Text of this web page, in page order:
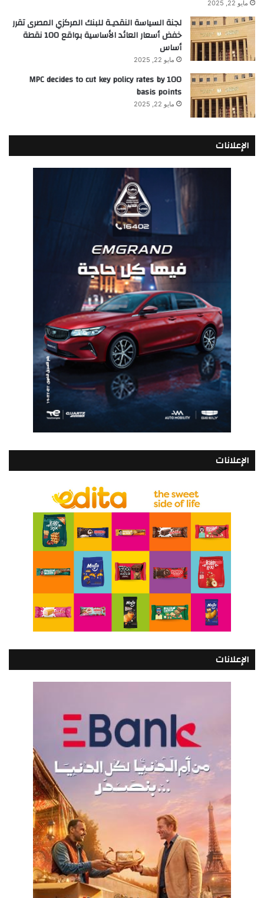
مايو 22, 2025
لجنة السياسة النقديـة للبنك المركزي المصرى تقرر
خفض أسعار العائد الأساسية بواقع 100 نقطة
أساس
مايو 22, 2025
MPC decides to cut key policy rates by 100
basis points
مايو 22, 2025
الإعلانات
الإعلانات
الإعلانات